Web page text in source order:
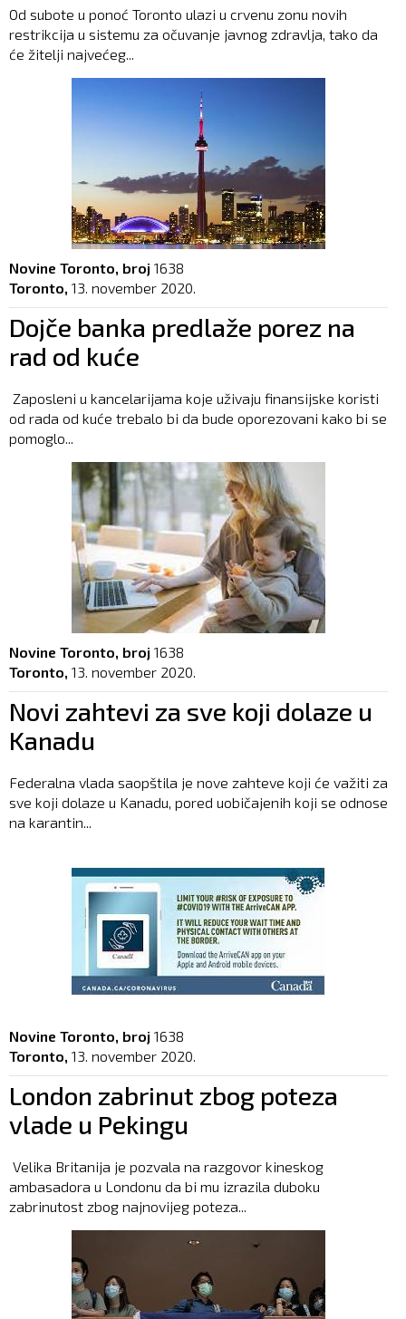
Od subote u ponoć Toronto ulazi u crvenu zonu novih
restrikcija u sistemu za očuvanje javnog zdravlja, tako da
će žitelji najvećeg...
Novine Toronto, broj 1638
Toronto, 13. november 2020.
Dojče banka predlaže porez na
rad od kuće
Zaposleni u kancelarijama koje uživaju finansijske koristi
od rada od kuće trebalo bi da bude oporezovani kako bi se
pomoglo...
Novine Toronto, broj 1638
Toronto, 13. november 2020.
Novi zahtevi za sve koji dolaze u
Kanadu
Federalna vlada saopštila je nove zahteve koji će važiti za
sve koji dolaze u Kanadu, pored uobičajenih koji se odnose
na karantin...
Novine Toronto, broj 1638
Toronto, 13. november 2020.
London zabrinut zbog poteza
vlade u Pekingu
Velika Britanija je pozvala na razgovor kineskog
ambasadora u Londonu da bi mu izrazila duboku
zabrinutost zbog najnovijeg poteza...